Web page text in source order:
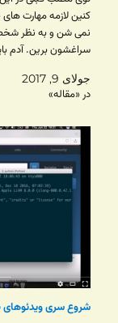
کنین لازمه مهارت
نمی شن و به نظر
سراغشون برین. آدم
جولای 9, 2017
در «مقاله»
شروع سری ویدئوهای